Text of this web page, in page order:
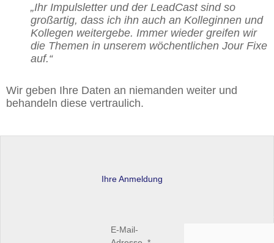
„Ihr Impulsletter und der LeadCast sind so
großartig, dass ich ihn auch an Kolleginnen und
Kollegen weitergebe. Immer wieder greifen wir
die Themen in unserem wöchentlichen Jour Fixe
auf.“
Wir geben Ihre Daten an niemanden weiter und
behandeln diese vertraulich.
Ihre Anmeldung
E-Mail-